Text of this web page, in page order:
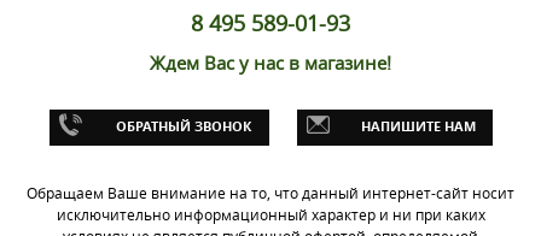
1000 05-
1 шт.
8 495 589-01-93
Ждем Вас у нас в магазине!
ОБРАТНЫЙ ЗВОНОК НАПИШИТЕ НАМ
Обращаем Ваше внимание на то, что данный интернет-сайт носит
исключительно информационный характер и ни при каких